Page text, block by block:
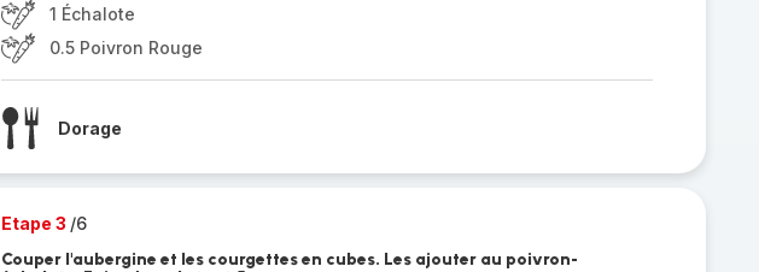
1 Échalote
0.5 Poivron Rouge
Dorage
Etape 3 /6
Couper l'aubergine et les courgettes en cubes. Les ajouter au poivron-